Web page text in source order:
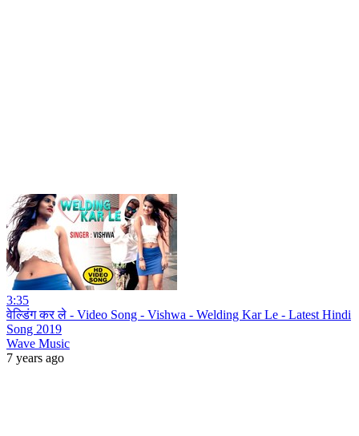
3:35
वेल्डिंग कर ले - Video Song - Vishwa - Welding Kar Le - Latest Hindi
Song 2019
Wave Music
7 years ago